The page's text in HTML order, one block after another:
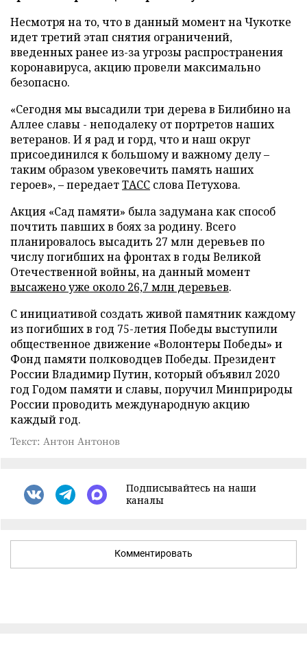
Несмотря на то, что в данный момент на Чукотке
идет третий этап снятия ограничений,
введенных ранее из-за угрозы распространения
коронавируса, акцию провели максимально
безопасно.
«Сегодня мы высадили три дерева в Билибино на
Аллее славы - неподалеку от портретов наших
ветеранов. И я рад и горд, что и наш округ
присоединился к большому и важному делу –
таким образом увековечить память наших
героев», – передаетТАСС слова Петухова.
Акция «Сад памяти» была задумана как способ
почтить павших в боях за родину. Всего
планировалось высадить 27 млн деревьев по
числу погибших на фронтах в годы Великой
Отечественной войны, на данный момент
высажено уже около 26,7 млн деревьев.
С инициативой создать живой памятник каждому
из погибших в год 75-летия Победы выступили
общественное движение «Волонтеры Победы» и
Фонд памяти полководцев Победы. Президент
России Владимир Путин, который объявил 2020
год Годом памяти и славы, поручил Минприроды
России проводить международную акцию
каждый год.
Текст: Антон Антонов
Подписывайтесь на наши
каналы
Комментировать